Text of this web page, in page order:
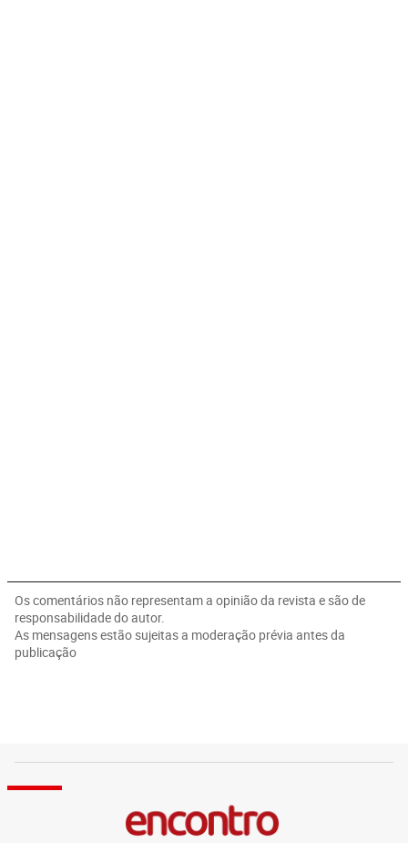
Os comentários não representam a opinião da revista e são de
responsabilidade do autor.
As mensagens estão sujeitas a moderação prévia antes da
publicação